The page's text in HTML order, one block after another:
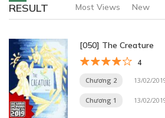
RESULT
Most Views New
[050] The Creature
4
Chương 2 13/02/
Chương 1 13/02/